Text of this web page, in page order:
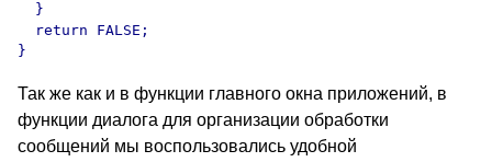
  }
  return FALSE;
Так же как и в функции главного окна приложений, в
функции диалога для организации обработки
сообщений мы воспользовались удобной